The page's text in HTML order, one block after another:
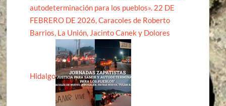
autodeterminación para los pueblos». 22 DE
FEBRERO DE 2026, Caracoles de Roberto
Barrios, La Unión, Jacinto Canek y Dolores
Hidalgo